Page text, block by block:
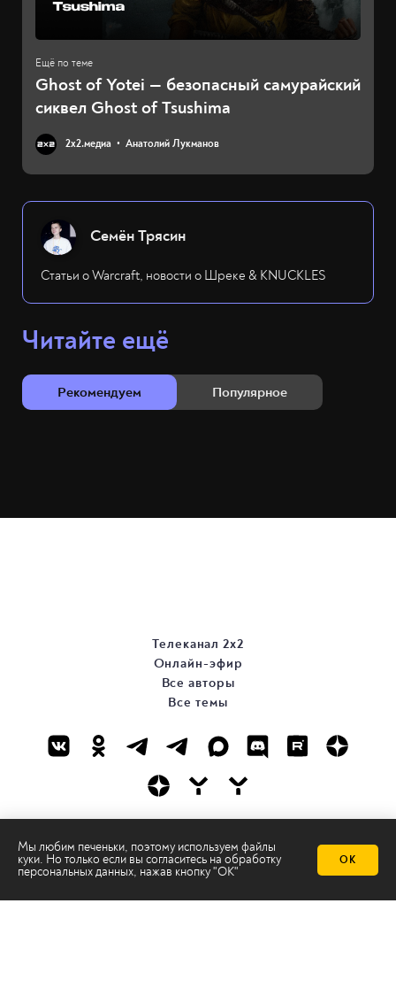
Ghost of Yotei — безопасный самурайский
сиквел Ghost of Tsushima
2х2.медиа Анатолий Лукманов
Семён Трясин
Статьи о Warcraft, новости о Шреке & KNUCKLES
Читайте ещё
Рекомендуем Популярное
Мы любим печеньки, поэтому используем файлы
куки. Но только если вы согласитесь на обработку
персональных данных, нажав кнопку "ОК"
ОК
Телеканал 2х2
Онлайн-эфир
Все авторы
Все темы
Правовая информация